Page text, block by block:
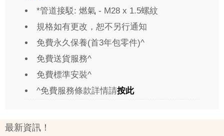
*管道接駁: 燃氣 - M28 x 1.5螺紋
規格如有更改，恕不另行通知
免費永久保養(首3年包零件)^
免費送貨服務^
免費標準安裝^
^免費服務條款詳情請按此
最新資訊！